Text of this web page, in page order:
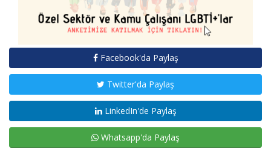
Facebook'da Paylaş
Twitter'da Paylaş
LinkedIn'de Paylaş
Whatsapp'da Paylaş